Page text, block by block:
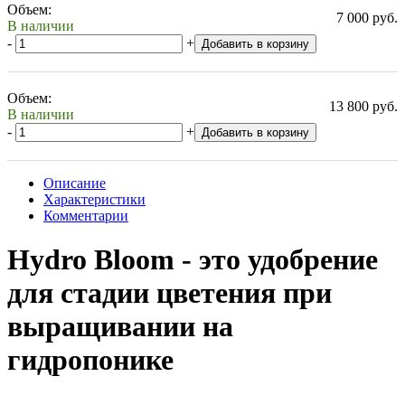
Объем:
В наличии
7 000 руб.
-
+ Добавить в корзину
Объем:
В наличии
13 800 руб.
-
+ Добавить в корзину
Описание
Характеристики
Комментарии
Hydro Bloom - это удобрение
для стадии цветения при
выращивании на
гидропонике